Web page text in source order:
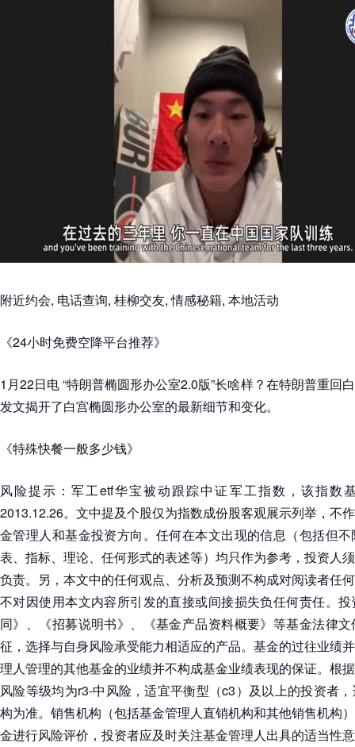
附近约会, 电话查询, 桂柳交友, 情感秘籍, 本地活动
《24小时免费空降平台推荐》
1月22日电 “特朗普椭圆形办公室2.0版”长啥样？在特朗普重回
发文揭开了白宫椭圆形办公室的最新细节和变化。
《特殊快餐一般多少钱》
风险提示：军工etf华宝被动跟踪中证军工指数，该指数
2013.12.26。文中提及个股仅为指数成份股客观展示列举，不
金管理人和基金投资方向。任何在本文出现的信息（包括但
表、指标、理论、任何形式的表述等）均只作为参考，投资人
负责。另，本文中的任何观点、分析及预测不构成对阅读者任
不对因使用本文内容所引发的直接或间接损失负任何责任。
同》、《招募说明书》、《基金产品资料概要》等基金法律
征，选择与自身风险承受能力相适应的产品。基金的过往业绩
理人管理的其他基金的业绩并不构成基金业绩表现的保证。根
风险等级均为r3-中风险，适宜平衡型（c3）及以上的投资者
构为准。销售机构（包括基金管理人直销机构和其他销售机构
金进行风险评价，投资者应及时关注基金管理人出具的适当性